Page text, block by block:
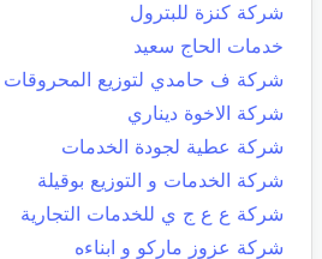
شركة كنزة للبترول
خدمات الحاج سعيد
شركة ف حامدي لتوزيع المحروقات
شركة الاخوة ديناري
شركة عطية لجودة الخدمات
شركة الخدمات و التوزيع بوقيلة
شركة ع ع ج ي للخدمات التجارية
شركة عزوز ماركو و ابناءه